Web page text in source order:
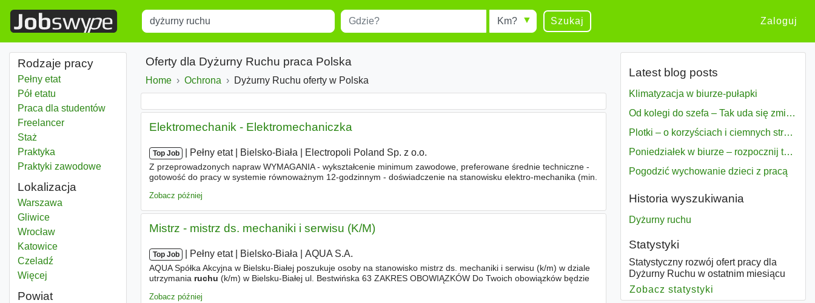
Title Miejscowość Radius Szukaj Zaloguj
Rodzaje pracy
Pełny etat
Pół etatu
Praca dla studentów
Freelancer
Staż
Praktyka
Praktyki zawodowe
Lokalizacja
Dyżurny ruchu
Warszawa
Dyżurny ruchu
Gliwice
Dyżurny ruchu
Wrocław
Dyżurny ruchu
Katowice
Dyżurny ruchu
Czeladź
Więcej
Powiat
Oferty dla Dyżurny Ruchu praca Polska
Home Ochrona Dyżurny Ruchu oferty w Polska
Elektromechanik - Elektromechaniczka
Top Job Pełny etat| Bielsko-Biała Electropoli Poland Sp. z o.o.
Z przeprowadzonych napraw WYMAGANIA - wykształcenie minimum zawodowe, preferowane średnie techniczne -
gotowość do pracy w systemie równoważnym 12-godzinnym - doświadczenie na stanowisku elektro-mechanika (min.
Zobacz później
Mistrz - mistrz ds. mechaniki i serwisu (K/M)
Top Job Pełny etat| Bielsko-Biała AQUA S.A.
AQUA Spółka Akcyjna w Bielsku-Białej poszukuje osoby na stanowisko mistrz ds. mechaniki i serwisu (k/m) w dziale
utrzymania ruchu (k/m) w Bielsku-Białej ul. Bestwińska 63 ZAKRES OBOWIĄZKÓW Do Twoich obowiązków będzie
Zobacz później
Latest blog posts
Klimatyzacja w biurze-pułapki
Od kolegi do szefa – Tak uda się zmiana bezproblemowo
Plotki – o korzyściach i ciemnych stronach
Poniedziałek w biurze – rozpocznij tydzień w pełni zmotywowany
Pogodzić wychowanie dzieci z pracą
Historia wyszukiwania
Dyżurny ruchu
Statystyki
Statystyczny rozwój ofert pracy dla
Dyżurny Ruchu w ostatnim miesiącu
Zobacz statystyki